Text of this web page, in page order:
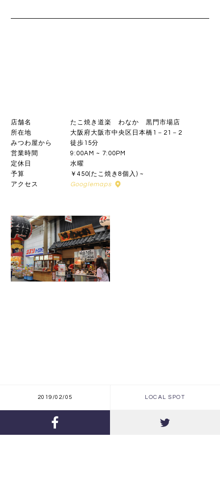
店舗名
たこ焼き道楽 わなか 黒門市場店
所在地
大阪府大阪市中央区日本橋1－21－2
みつわ屋から
徒歩15分
営業時間
9:00AM ~ 7:00PM
定休日
水曜
予算
￥450(たこ焼き8個入) ~
アクセス
Googlemaps
2019/02/05 LOCAL SPOT